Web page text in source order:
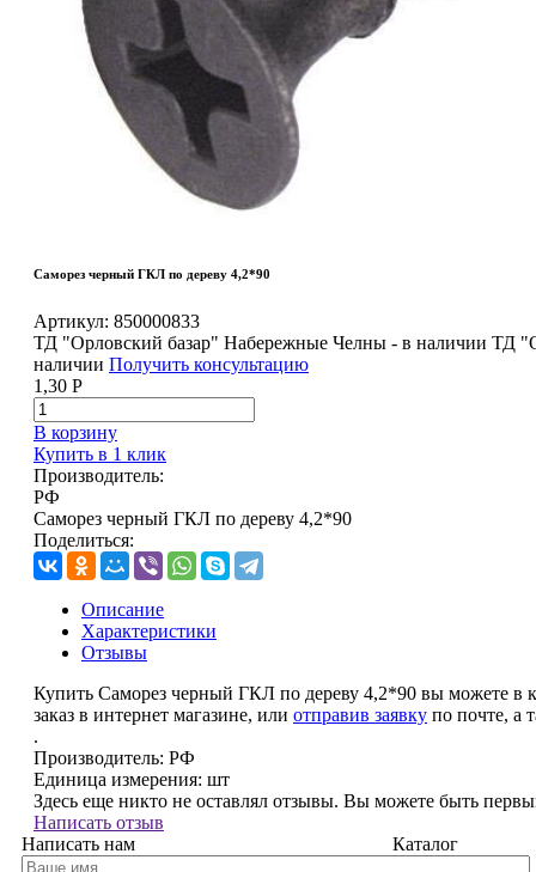
Саморез черный ГКЛ по дереву 4,2*90
Артикул: 850000833
ТД "Орловский базар" Набережные Челны - в наличии ТД
наличии Получить консультацию
1,30 Р
В корзину
Купить в 1 клик
Производитель:
РФ
Саморез черный ГКЛ по дереву 4,2*90
Поделиться:
Описание
Характеристики
Отзывы
Купить Саморез черный ГКЛ по дереву 4,2*90 вы можете в
заказ в интернет магазине, или отправив заявку по почте, а
.
Производитель: РФ
Единица измерения: шт
Здесь еще никто не оставлял отзывы. Вы можете быть
Написать отзыв
Написать нам
Каталог